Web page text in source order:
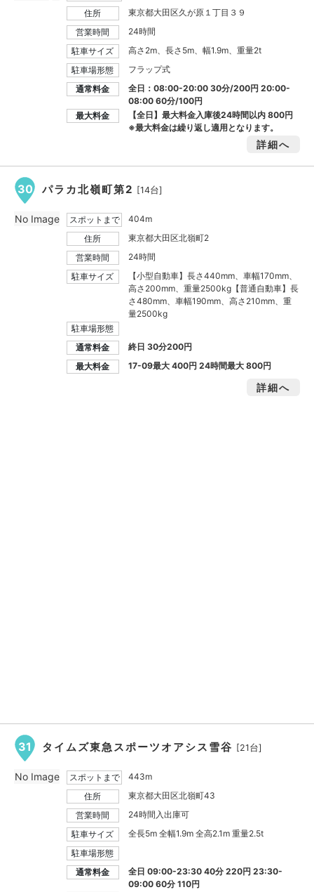
住所
東京都大田区久が原１丁目３９
営業時間
24時間
駐車サイズ
高さ2m、長さ5m、幅1.9m、重量2t
駐車場形態
フラップ式
通常料金
全日：08:00-20:00 30分/200円 20:00-
08:00 60分/100円
最大料金
【全日】最大料金入庫後24時間以内800円
※最大料金は繰り返し適用となります。
詳細へ
30 パラカ北嶺町第2 [14台]
スポットまで
404m
住所
東京都大田区北嶺町2
営業時間
24時間
駐車サイズ
【小型自動車】長さ440mm、車幅170mm、
高さ200mm、重量2500kg【普通自動車】長
さ480mm、車幅190mm、高さ210mm、重
量2500kg
駐車場形態
通常料金
終日 30分200円
最大料金
17-09最大400円24時間最大800円
詳細へ
No Image
31 タイムズ東急スポーツオアシス雪谷 [21台]
スポットまで
443m
住所
東京都大田区北嶺町43
営業時間
24時間入出庫可
駐車サイズ
全長5m 全幅1.9m 全高2.1m 重量2.5t
駐車場形態
通常料金
全日 09:00-23:30 40分 220円 23:30-
09:00 60分 110円
No Image